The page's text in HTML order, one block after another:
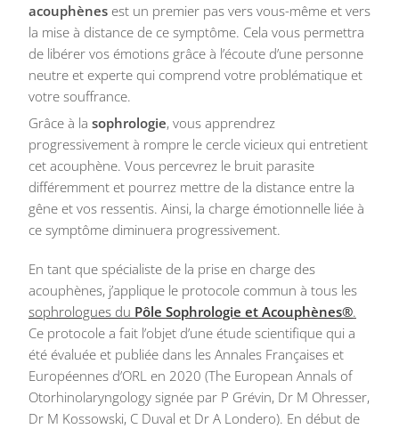
acouphènes est un premier pas vers vous-même et vers
la mise à distance de ce symptôme. Cela vous permettra
de libérer vos émotions grâce à l’écoute d’une personne
neutre et experte qui comprend votre problématique et
votre souffrance.
Grâce à la sophrologie, vous apprendrez
progressivement à rompre le cercle vicieux qui entretient
cet acouphène. Vous percevrez le bruit parasite
différemment et pourrez mettre de la distance entre la
gêne et vos ressentis. Ainsi, la charge émotionnelle liée à
ce symptôme diminuera progressivement.
En tant que spécialiste de la prise en charge des
acouphènes, j’applique le protocole commun à tous les
sophrologues du Pôle Sophrologie et Acouphènes®.
Ce protocole a fait l’objet d’une étude scientifique qui a
été évaluée et publiée dans les Annales Françaises et
Européennes d’ORL en 2020 (The European Annals of
Otorhinolaryngology signée par P Grévin, Dr M Ohresser,
Dr M Kossowski, C Duval et Dr A Londero). En début de